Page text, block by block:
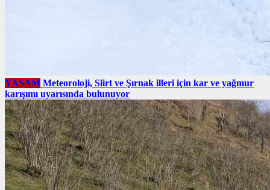
YAŞAM Meteoroloji, Siirt ve Şırnak illeri için kar ve yağmur
karışımı uyarısında bulunuyor